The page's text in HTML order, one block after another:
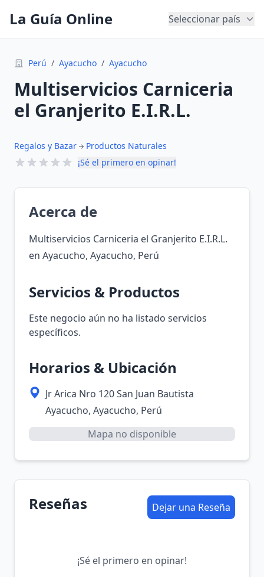
La Guía Online Seleccionar país
Perú / Ayacucho / Ayacucho
Multiservicios Carniceria
el Granjerito E.I.R.L.
Regalos y Bazar
Productos Naturales
¡Sé el primero en opinar!
Acerca de
Multiservicios Carniceria el Granjerito E.I.R.L.
en Ayacucho, Ayacucho, Perú
Servicios & Productos
Este negocio aún no ha listado servicios
específicos.
Horarios & Ubicación
Jr Arica Nro 120 San Juan Bautista
Ayacucho, Ayacucho, Perú
Mapa no disponible
Reseñas Dejar una Reseña
¡Sé el primero en opinar!